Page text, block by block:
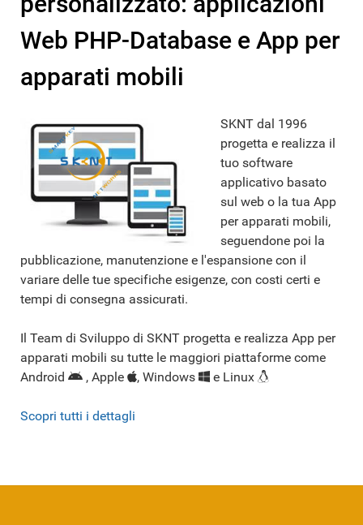
Web PHP-Database e App per
apparati mobili
SKNT dal 1996
progetta e realizza il
tuo software
applicativo basato
sul web o la tua App
per apparati mobili,
seguendone poi la
pubblicazione, manutenzione e l'espansione con il
variare delle tue specifiche esigenze, con costi certi e
tempi di consegna assicurati.
Il Team di Sviluppo di SKNT progetta e realizza App per
apparati mobili su tutte le maggiori piattaforme come
Android
, Apple , Windows e Linux
Scopri tutti i dettagli